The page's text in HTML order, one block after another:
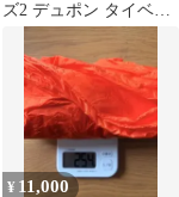
ズ2 デュポン タイベッ
¥ 11,000